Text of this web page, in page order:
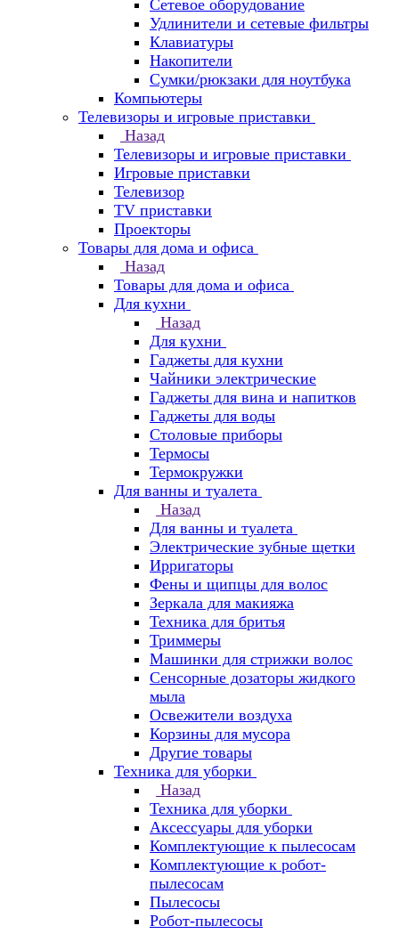
Сетевое оборудование
Удлинители и сетевые фильтры
Клавиатуры
Накопители
Сумки/рюкзаки для ноутбука
Компьютеры
Телевизоры и игровые приставки
Назад
Телевизоры и игровые приставки
Игровые приставки
Телевизор
TV приставки
Проекторы
Товары для дома и офиса
Назад
Товары для дома и офиса
Для кухни
Назад
Для кухни
Гаджеты для кухни
Чайники электрические
Гаджеты для вина и напитков
Гаджеты для воды
Столовые приборы
Термосы
Термокружки
Для ванны и туалета
Назад
Для ванны и туалета
Электрические зубные щетки
Ирригаторы
Фены и щипцы для волос
Зеркала для макияжа
Техника для бритья
Триммеры
Машинки для стрижки волос
Сенсорные дозаторы жидкого
мыла
Освежители воздуха
Корзины для мусора
Другие товары
Техника для уборки
Назад
Техника для уборки
Аксессуары для уборки
Комплектующие к пылесосам
Комплектующие к робот-
пылесосам
Пылесосы
Робот-пылесосы